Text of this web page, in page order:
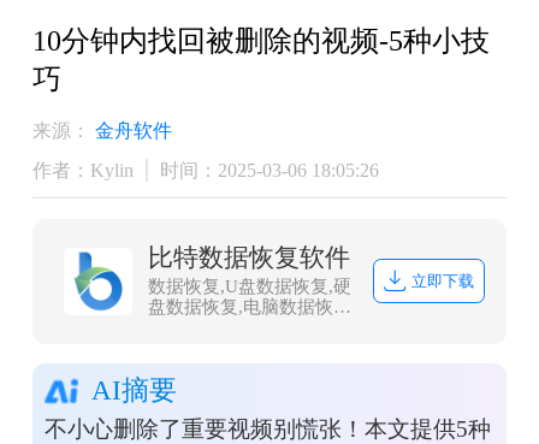
10分钟内找回被删除的视频-5种小技
巧
来源：
金舟软件
作者：Kylin
时间：2025-03-06 18:05:26
比特数据恢复软件
数据恢复,U盘数据恢复,硬
盘数据恢复,电脑数据恢
据恢复,照片恢复,sd卡数
据恢复
立即下载
AI摘要
不小心删除了重要视频别慌张！本文提供5种